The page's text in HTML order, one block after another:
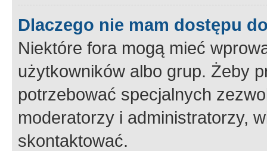
Dlaczego nie mam dostępu
Niektóre fora mogą mieć
użytkowników albo grup. Żeby
potrzebować specjalnych
moderatorzy i administratorzy,
skontaktować.